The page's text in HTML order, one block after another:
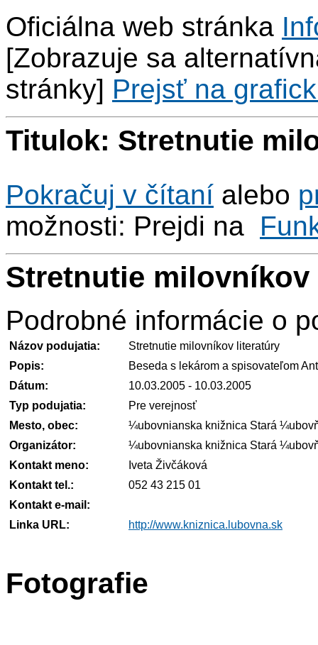
Oficiálna web stránka
[Zobrazuje sa
stránky] Prejsť na
Titulok: Stretnutie
Pokračuj v čítaní alebo
možnosti: Prejdi na
Stretnutie
Podrobné informácie o
Názov podujatia:
Stretnutie milovníkov literatúry
Popis:
Beseda s lekárom a spisovateľom
Dátum:
10.03.2005 - 10.03.2005
Typ podujatia:
Pre verejnosť
Mesto, obec:
¼ubovnianska knižnica Stará
Organizátor:
¼ubovnianska knižnica Stará
Kontakt meno:
Iveta Živčáková
Kontakt tel.:
052 43 215 01
Kontakt e-mail:
Linka URL:
http://www.kniznica.lubovna.sk
Fotografie